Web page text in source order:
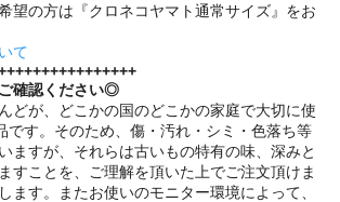
望の方は『クロネコヤマト通常サイズ』をお
て
確認ください◎
どが、どこかの国のどこかの家庭で大切に使
です。そのため、傷・汚れ・シミ・色落ち等
ますが、それらは古いもの特有の味、深みと
すことを、ご理解を頂いた上でご注文頂けま
ます。またお使いのモニター環境によって、